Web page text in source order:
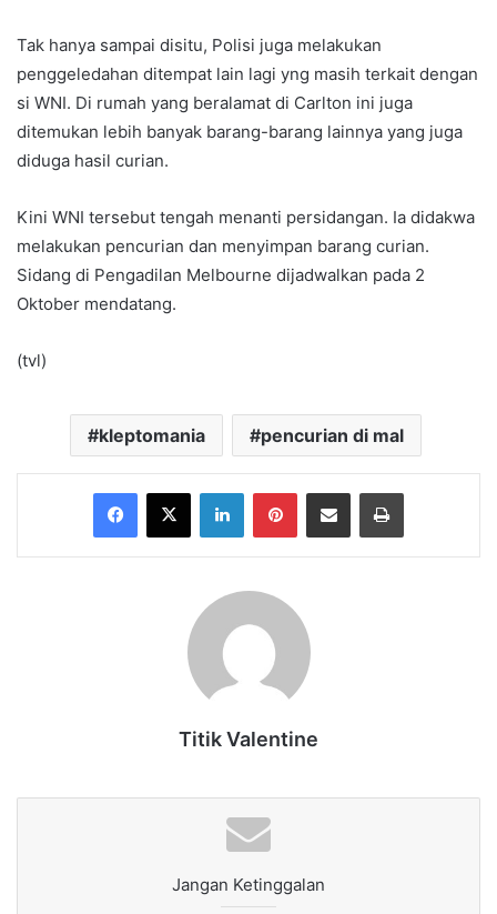
Tak hanya sampai disitu, Polisi juga melakukan
penggeledahan ditempat lain lagi yng masih terkait dengan
si WNI. Di rumah yang beralamat di Carlton ini juga
ditemukan lebih banyak barang-barang lainnya yang juga
diduga hasil curian.
Kini WNI tersebut tengah menanti persidangan. Ia didakwa
melakukan pencurian dan menyimpan barang curian.
Sidang di Pengadilan Melbourne dijadwalkan pada 2
Oktober mendatang.
(tvl)
kleptomania pencurian di mal
Facebook
X LinkedInPinterestShare via Email Print
Titik Valentine
Jangan Ketinggalan